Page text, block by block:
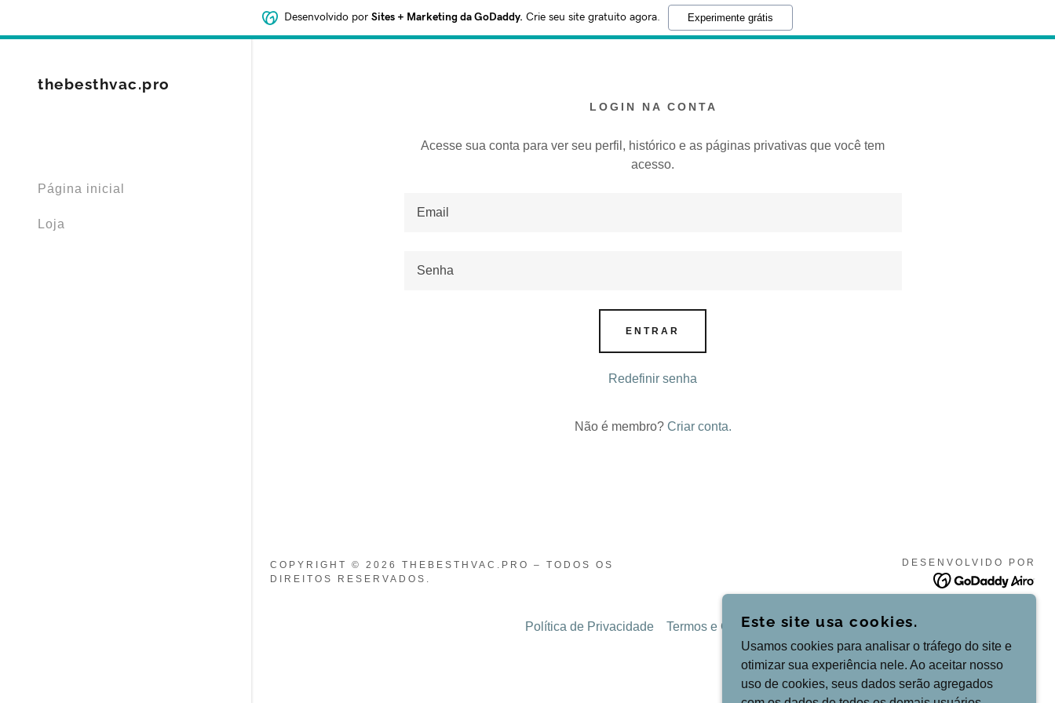
Desenvolvido por Sites + Marketing da GoDaddy. Crie seu site gratuito agora. Experimente grátis
thebesthvac.pro
Página inicial
Loja
LOGIN NA CONTA
Acesse sua conta para ver seu perfil, histórico e as páginas privativas que você tem
acesso.
ENTRAR
Redefinir senha
Não é membro? Criar conta.
COPYRIGHT © 2026 THEBESTHVAC.PRO – TODOS OS
DIREITOS RESERVADOS.
DESENVOLVIDO POR
Política de Privacidade Termos e CondiçõesEste site usa cookies.
Usamos cookies para analisar o tráfego do site e
otimizar sua experiência nele. Ao aceitar nosso
uso de cookies, seus dados serão agregados